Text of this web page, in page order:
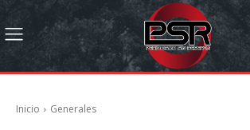
Inicio Generales